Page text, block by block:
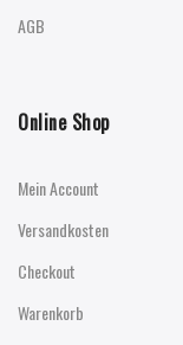
AGB
Online Shop
Mein Account
Versandkosten
Checkout
Warenkorb